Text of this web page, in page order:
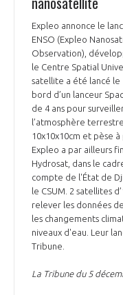
Expleo annonce le
ENSO (Expleo
Observation),
le Centre Spatial
satellite a été lancé le
bord d’un lanceur
de 4 ans pour
l’atmosphère
10x10x10cm et pèse
Expleo a par ailleurs
Hydrosat, dans le
compte de l'État de
le CSUM. 2 satellites
relever les données
les changements
niveaux d'eau. Leur
Tribune.
La Tribune du 5